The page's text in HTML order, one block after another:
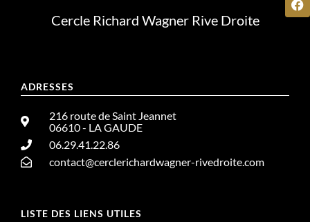
ADRESSES
216 route de Saint Jeannet
06610 - LA GAUDE
06.29.41.22.86
contact@cerclerichardwagner-rivedroite.com
LISTE DES LIENS UTILES
Cercle Richard Wagner Rive Droite